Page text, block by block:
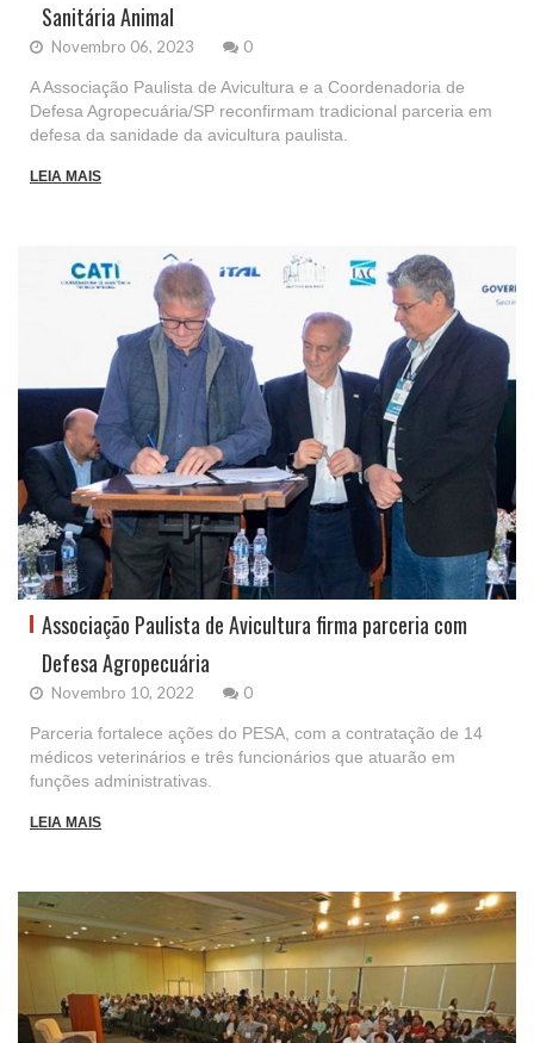
Sanitária Animal
Novembro 06, 2023 0
A Associação Paulista de Avicultura e a Coordenadoria de
Defesa Agropecuária/SP reconfirmam tradicional parceria em
defesa da sanidade da avicultura paulista.
LEIA MAIS
Associação Paulista de Avicultura firma parceria com
Defesa Agropecuária
Novembro 10, 2022 0
Parceria fortalece ações do PESA, com a contratação de 14
médicos veterinários e três funcionários que atuarão em
funções administrativas.
LEIA MAIS